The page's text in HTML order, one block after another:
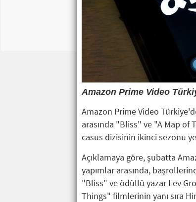
Amazon Prime Video
Amazon Prime Video
arasında "Bliss" ve "A Map of
casus dizisinin ikinci sezonu
Açıklamaya göre, şubatta
yapımlar arasında,
"Bliss" ve ödüllü yazar Lev
Things" filmlerinin yanı sıra